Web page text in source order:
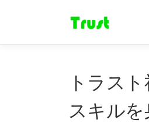
ン
トラス
スキルを